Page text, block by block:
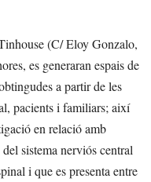
(C/ Eloy Gonzalo,
es generaran espais de
a partir de les
pacients i familiars; així
en relació amb
sistema nerviós central
i que es presenta entre